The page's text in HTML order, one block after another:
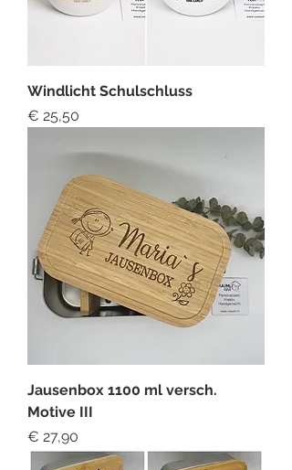
Windlicht Schulschluss
Preis
€ 25,50
Jausenbox 1100 ml versch.
Motive III
Preis
€ 27,90